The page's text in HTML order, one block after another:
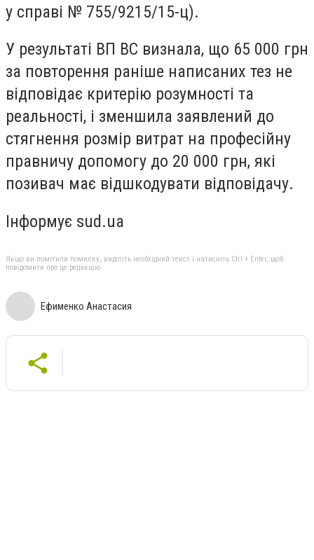
у справі № 755/9215/15-ц).
У результаті ВП ВС визнала, що 65 000 грн
за повторення раніше написаних тез не
відповідає критерію розумності та
реальності, і зменшила заявлений до
стягнення розмір витрат на професійну
правничу допомогу до 20 000 грн, які
позивач має відшкодувати відповідачу.
Інформує sud.ua
Якщо ви помітили помилку, виділіть необхідний текст і натисніть Ctrl + Enter, щоб
повідомити про це редакцію
Ефименко Анастасия